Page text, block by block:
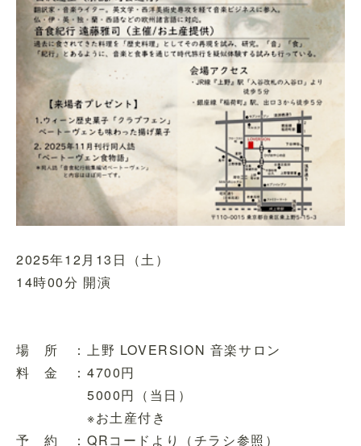
2025年12月13日（土）
14時00分 開演
場 所 ：上野 LOVERSION 音楽サロン
料 金 ：4700円
5000円（当日）
※お土産付き
予 約 ：QRコードより（チラシ参照）